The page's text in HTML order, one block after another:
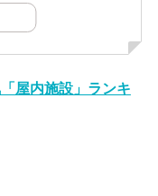
屋内施設」ランキ